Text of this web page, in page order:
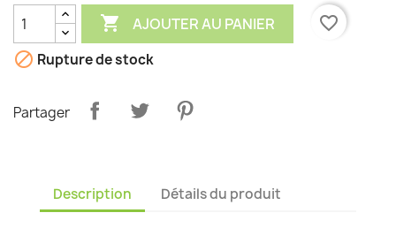
 AJOUTER AU PANIER
favorite_border
 Rupture de stock
Partager
Description Détails du produit